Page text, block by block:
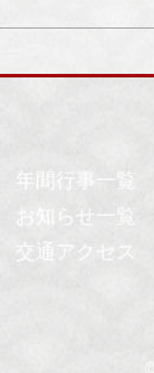
年間行事一覧
お知らせ一覧
交通アクセス